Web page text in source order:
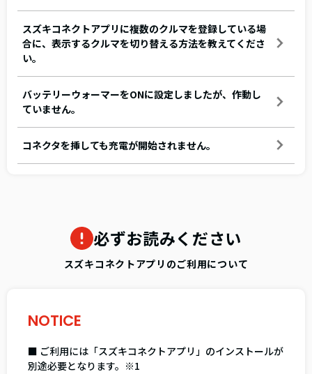
スズキコネクトアプリに複数のクルマを登録している場
合に、表示するクルマを切り替える方法を教えてくださ
い。
バッテリーウォーマーをONに設定しましたが、作動し
ていません。
コネクタを挿しても充電が開始されません。
必ずお読みください
スズキコネクトアプリのご利用について
NOTICE
■ ご利用には「スズキコネクトアプリ」のインストールが
別途必要となります。※1